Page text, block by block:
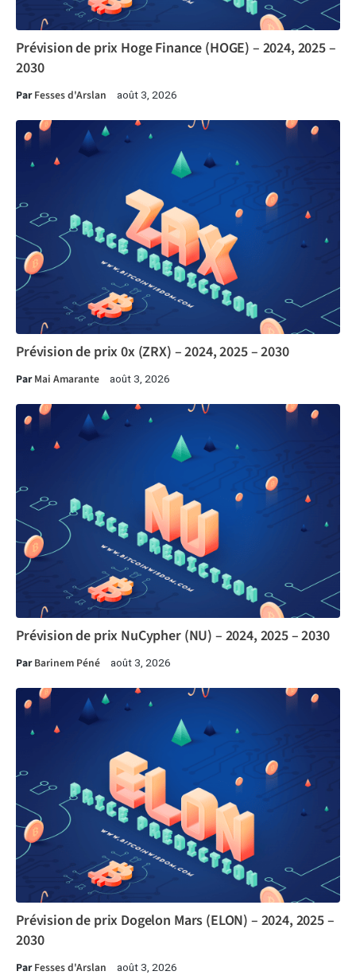
Prévision de prix Hoge Finance (HOGE) – 2024, 2025 –
2030
ParFesses d'Arslan août 3, 2026
Prévision de prix 0x (ZRX) – 2024, 2025 – 2030
ParMai Amarante août 3, 2026
Prévision de prix NuCypher (NU) – 2024, 2025 – 2030
ParBarinem Péné août 3, 2026
Prévision de prix Dogelon Mars (ELON) – 2024, 2025 –
2030
ParFesses d'Arslan août 3, 2026